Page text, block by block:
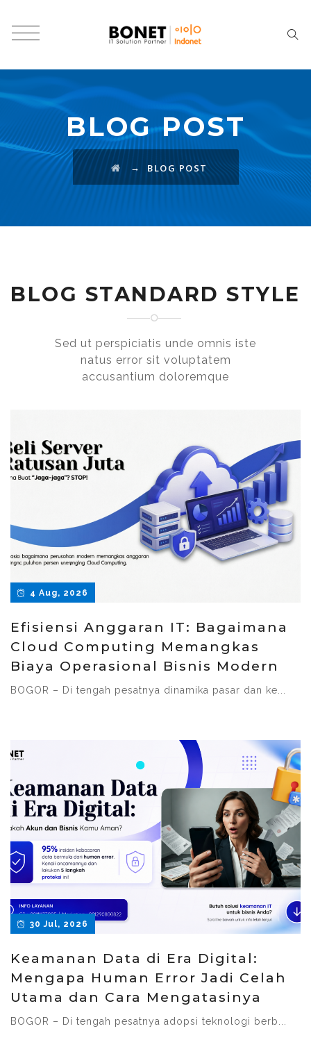
BLOG POST
→ BLOG POST
BLOG STANDARD STYLE
Sed ut perspiciatis unde omnis iste
natus error sit voluptatem
accusantium doloremque
4 Aug, 2026
Efisiensi Anggaran IT: Bagaimana
Cloud Computing Memangkas
Biaya Operasional Bisnis Modern
BOGOR – Di tengah pesatnya dinamika pasar dan ke...
30 Jul, 2026
Keamanan Data di Era Digital:
Mengapa Human Error Jadi Celah
Utama dan Cara Mengatasinya
BOGOR – Di tengah pesatnya adopsi teknologi berb...